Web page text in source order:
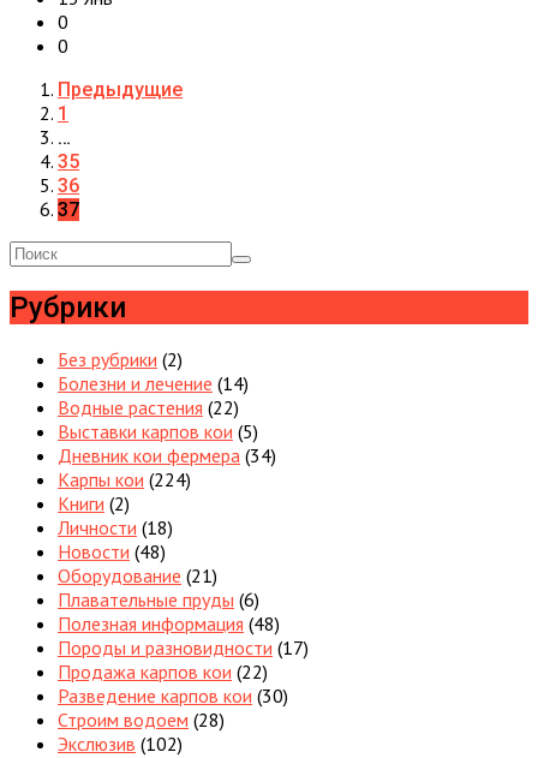
0
0
Предыдущие
1
…
35
36
37
Рубрики
Без рубрики (2)
Болезни и лечение (14)
Водные растения (22)
Выставки карпов кои (5)
Дневник кои фермера (34)
Карпы кои (224)
Книги (2)
Личности (18)
Новости (48)
Оборудование (21)
Плавательные пруды (6)
Полезная информация (48)
Породы и разновидности (17)
Продажа карпов кои (22)
Разведение карпов кои (30)
Строим водоем (28)
Экслюзив (102)